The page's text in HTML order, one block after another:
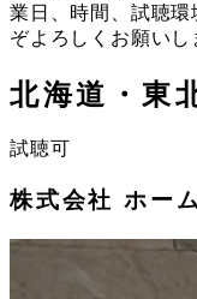
業日、時間、試聴環
ぞよろしくお願いし
北海道・東
試聴可
株式会社 ホー